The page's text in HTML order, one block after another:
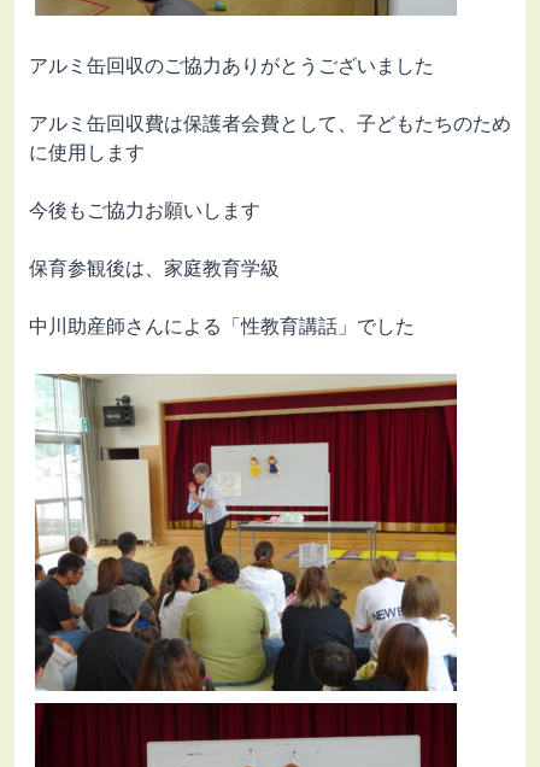
アルミ缶回収のご協力ありがとうございました
アルミ缶回収費は保護者会費として、子どもたちのため
に使用します
今後もご協力お願いします
保育参観後は、家庭教育学級
中川助産師さんによる「性教育講話」でした